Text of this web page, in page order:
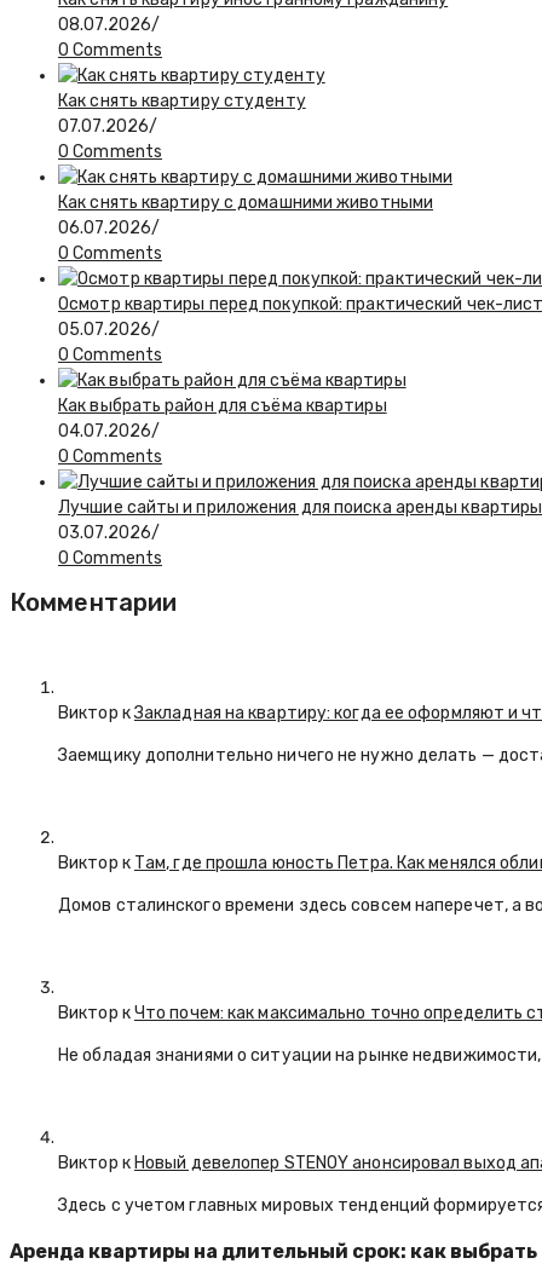
08.07.2026/
0 Comments
Как снять квартиру студенту
07.07.2026/
0 Comments
Как снять квартиру с домашними животными
06.07.2026/
0 Comments
Осмотр квартиры перед покупкой: практический чек-
05.07.2026/
0 Comments
Как выбрать район для съёма квартиры
04.07.2026/
0 Comments
Лучшие сайты и приложения для поиска аренды
03.07.2026/
0 Comments
Комментарии
Виктор кЗакладная на квартиру: когда ее оформляют и
Заемщику дополнительно ничего не нужно делать —
Виктор к Там, где прошла юность Петра. Как менялся
Домов сталинского времени здесь совсем наперечет, а
Виктор кЧто почем: как максимально точно определить
Не обладая знаниями о ситуации на рынке
Виктор к Новый девелопер STENOY анонсировал выход
Здесь с учетом главных мировых тенденций
Аренда квартиры на длительный срок: как выбрать